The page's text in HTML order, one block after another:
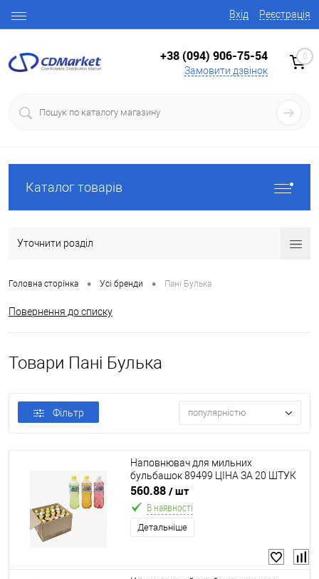
Вхід Реєстрація
+38 (094) 906-75-54
Замовити дзвінок
0
Каталог товарів
Уточнити розділ
Головна сторінка • Усі бренди • Пані Булька
Повернення до списку
Товари Пані Булька
Фільтр популярністю
Наповнювач для мильних
бульбашок 89499 ЦІНА ЗА 20 ШТУК
В УПАКОВЦІ 500мл ароматизований
"Пані Булька" ВИДАЄТЬСЯ МІКС
ВИДІВ
560.88 / шт
В наявності
Детальніше